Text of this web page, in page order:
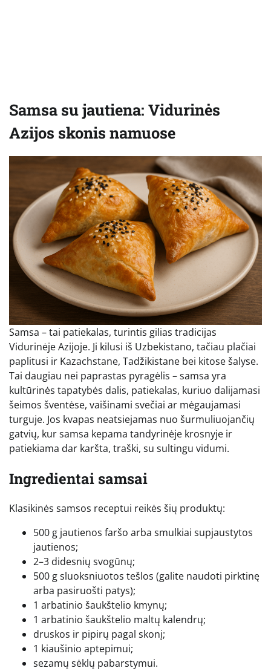
Samsa su jautiena: Vidurinės
Azijos skonis namuose
Samsa – tai patiekalas, turintis gilias tradicijas
Vidurinėje Azijoje. Ji kilusi iš Uzbekistano, tačiau plačiai
paplitusi ir Kazachstane, Tadžikistane bei kitose šalyse.
Tai daugiau nei paprastas pyragėlis – samsa yra
kultūrinės tapatybės dalis, patiekalas, kuriuo dalijamasi
šeimos šventėse, vaišinami svečiai ar mėgaujamasi
turguje. Jos kvapas neatsiejamas nuo šurmuliuojančių
gatvių, kur samsa kepama tandyrinėje krosnyje ir
patiekiama dar karšta, traški, su sultingu vidumi.
Ingredientai samsai
Klasikinės samsos receptui reikės šių produktų:
500 g jautienos faršo arba smulkiai supjaustytos
jautienos;
2–3 didesnių svogūnų;
500 g sluoksniuotos tešlos (galite naudoti pirktinę
arba pasiruošti patys);
1 arbatinio šaukštelio kmynų;
1 arbatinio šaukštelio maltų kalendrų;
druskos ir pipirų pagal skonį;
1 kiaušinio aptepimui;
sezamų sėklų pabarstymui.